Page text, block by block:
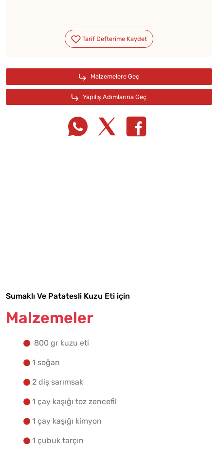
Sumaklı Ve Patatesli Kuzu Eti için
Malzemeler
800 gr kuzu eti
1 soğan
2 diş sarımsak
1 çay kaşığı toz zencefil
1 çay kaşığı kimyon
1 çubuk tarçın